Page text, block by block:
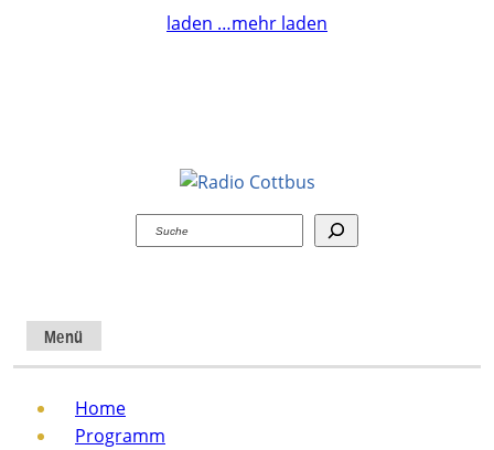
laden …mehr laden
Suchen
Menü
Home
Programm